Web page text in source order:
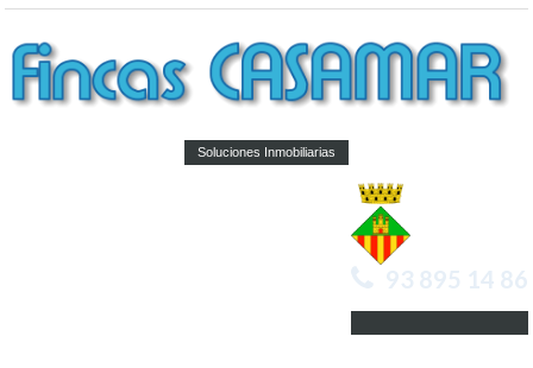
Soluciones Inmobiliarias
93 895 14 86